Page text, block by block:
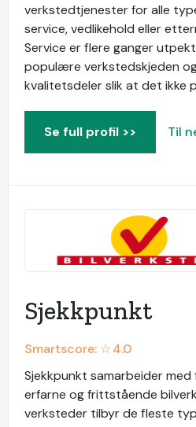
verkstedtjenester for alle
service, vedlikehold eller
Service er flere ganger
populære verkstedskjeden
kvalitetsdeler slik at det ikke
Se full profil >> Til
Sjekkpunkt
Smartscore: ☆4.0
Sjekkpunkt samarbeider
erfarne og frittstående
verksteder tilbyr de fleste